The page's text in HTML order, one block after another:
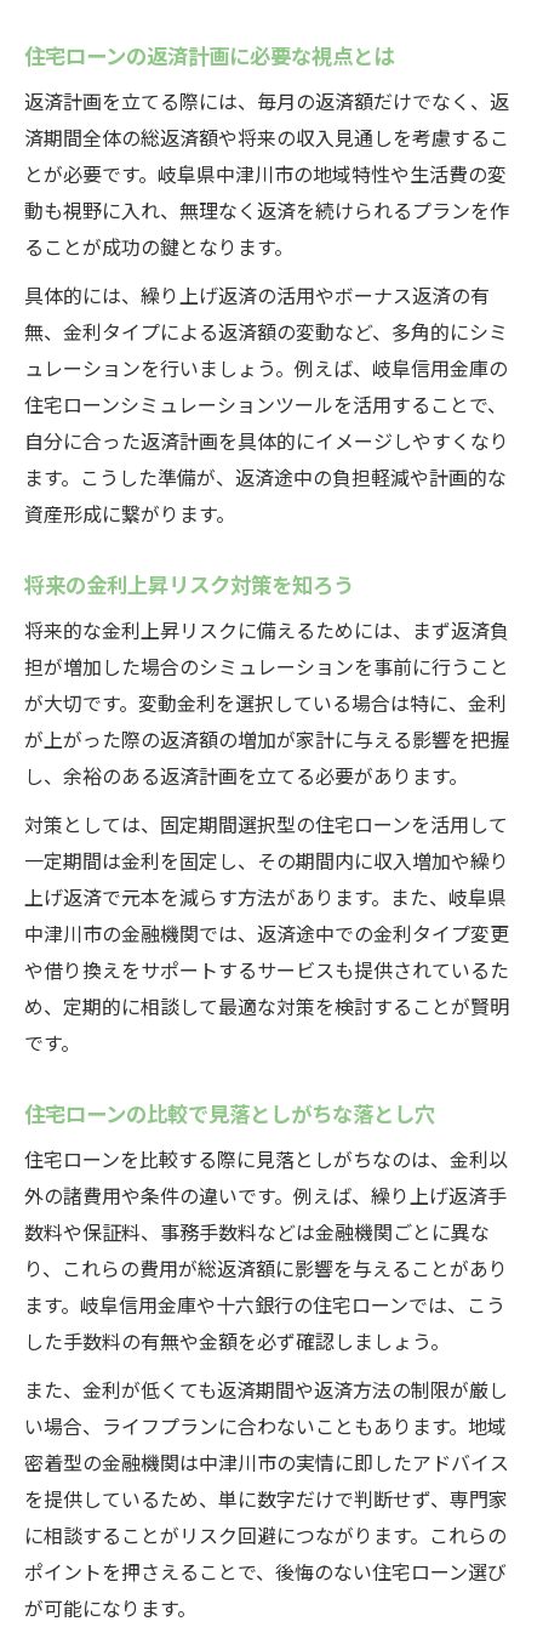
繰り上げ返済手数料と注意すべきポイント
住宅ローン金利を抑える返済戦略の考え方
住宅ローン利用者の繰り上げ返済体験談紹
介
住宅ローンの返済計画に必要な視点とは
返済計画を立てる際には、毎月の返済額だけでなく、返
済期間全体の総返済額や将来の収入見通しを考慮するこ
とが必要です。岐阜県中津川市の地域特性や生活費の変
動も視野に入れ、無理なく返済を続けられるプランを作
ることが成功の鍵となります。
具体的には、繰り上げ返済の活用やボーナス返済の有
無、金利タイプによる返済額の変動など、多角的にシミ
ュレーションを行いましょう。例えば、岐阜信用金庫の
住宅ローンシミュレーションツールを活用することで、
自分に合った返済計画を具体的にイメージしやすくなり
ます。こうした準備が、返済途中の負担軽減や計画的な
資産形成に繋がります。
将来の金利上昇リスク対策を知ろう
将来的な金利上昇リスクに備えるためには、まず返済負
担が増加した場合のシミュレーションを事前に行うこと
が大切です。変動金利を選択している場合は特に、金利
が上がった際の返済額の増加が家計に与える影響を把握
し、余裕のある返済計画を立てる必要があります。
対策としては、固定期間選択型の住宅ローンを活用して
一定期間は金利を固定し、その期間内に収入増加や繰り
上げ返済で元本を減らす方法があります。また、岐阜県
中津川市の金融機関では、返済途中での金利タイプ変更
や借り換えをサポートするサービスも提供されているた
め、定期的に相談して最適な対策を検討することが賢明
です。
住宅ローンの比較で見落としがちな落とし穴
住宅ローンを比較する際に見落としがちなのは、金利以
外の諸費用や条件の違いです。例えば、繰り上げ返済手
数料や保証料、事務手数料などは金融機関ごとに異な
り、これらの費用が総返済額に影響を与えることがあり
ます。岐阜信用金庫や十六銀行の住宅ローンでは、こう
した手数料の有無や金額を必ず確認しましょう。
また、金利が低くても返済期間や返済方法の制限が厳し
い場合、ライフプランに合わないこともあります。地域
密着型の金融機関は中津川市の実情に即したアドバイス
を提供しているため、単に数字だけで判断せず、専門家
に相談することがリスク回避につながります。これらの
ポイントを押さえることで、後悔のない住宅ローン選び
が可能になります。